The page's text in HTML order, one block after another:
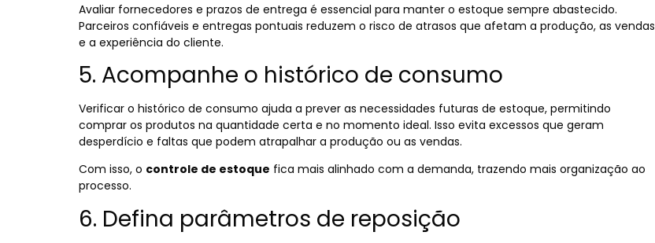
Avaliar fornecedores e prazos de entrega é essencial para manter o estoque sempre abastecido.
Parceiros confiáveis e entregas pontuais reduzem o risco de atrasos que afetam a produção, as vendas
e a experiência do cliente.
5. Acompanhe o histórico de consumo
Verificar o histórico de consumo ajuda a prever as necessidades futuras de estoque, permitindo
comprar os produtos na quantidade certa e no momento ideal. Isso evita excessos que geram
desperdício e faltas que podem atrapalhar a produção ou as vendas.
Com isso, o controle de estoque fica mais alinhado com a demanda, trazendo mais organização ao
processo.
6. Defina parâmetros de reposição